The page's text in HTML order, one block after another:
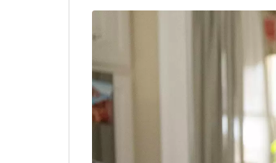
реальности? «Сноб» о самых ярких
эмоциональные зрители кидаются